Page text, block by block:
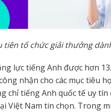
tiên tổ chức giải thưởng
lực tiếng Anh được hơn
nhận cho các mục tiêu
chỉ tiếng Anh quốc tế uy
Việt Nam tin chọn. Trong